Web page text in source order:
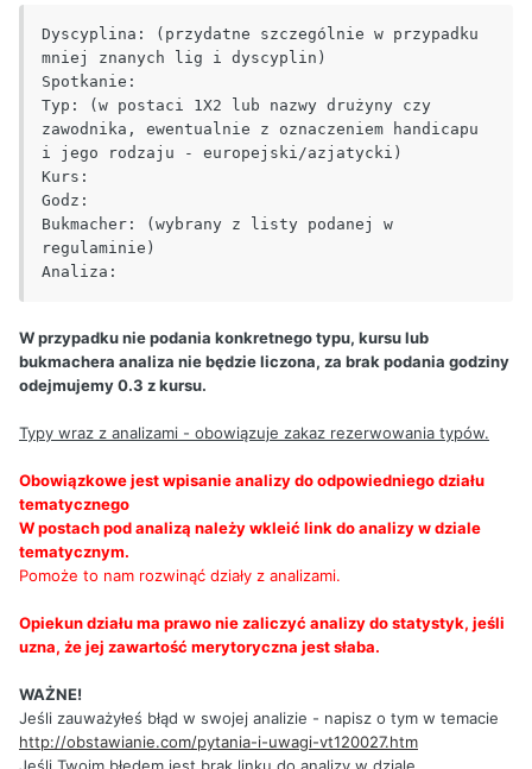
Dyscyplina: (przydatne szczególnie w przypadku
mniej znanych lig i dyscyplin)
Spotkanie:
Typ: (w postaci 1X2 lub nazwy drużyny czy
zawodnika, ewentualnie z oznaczeniem handicapu
i jego rodzaju - europejski/azjatycki)
Kurs:
Godz:
Bukmacher: (wybrany z listy podanej w
regulaminie)
Analiza:
W przypadku nie podania konkretnego typu, kursu lub
bukmachera analiza nie będzie liczona, za brak podania godziny
odejmujemy 0.3 z kursu.
Typy wraz z analizami - obowiązuje zakaz rezerwowania typów.
Obowiązkowe jest wpisanie analizy do odpowiedniego działu
tematycznego
W postach pod analizą należy wkleić link do analizy w dziale
tematycznym.
Pomoże to nam rozwinąć działy z analizami.
Opiekun działu ma prawo nie zaliczyć analizy do statystyk, jeśli
uzna, że jej zawartość merytoryczna jest słaba.
WAŻNE!
Jeśli zauważyłeś błąd w swojej analizie - napisz o tym w temacie
http://obstawianie.com/pytania-i-uwagi-vt120027.htm